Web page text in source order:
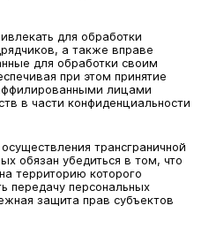
для обработки
а также вправе
для обработки своим
при этом принятие
лицами
в части конфиденциальности
трансграничной
обязан убедиться в том, что
территорию которого
передачу персональных
защита прав субъектов